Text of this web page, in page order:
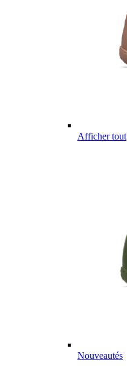
Afficher tout
Nouveautés